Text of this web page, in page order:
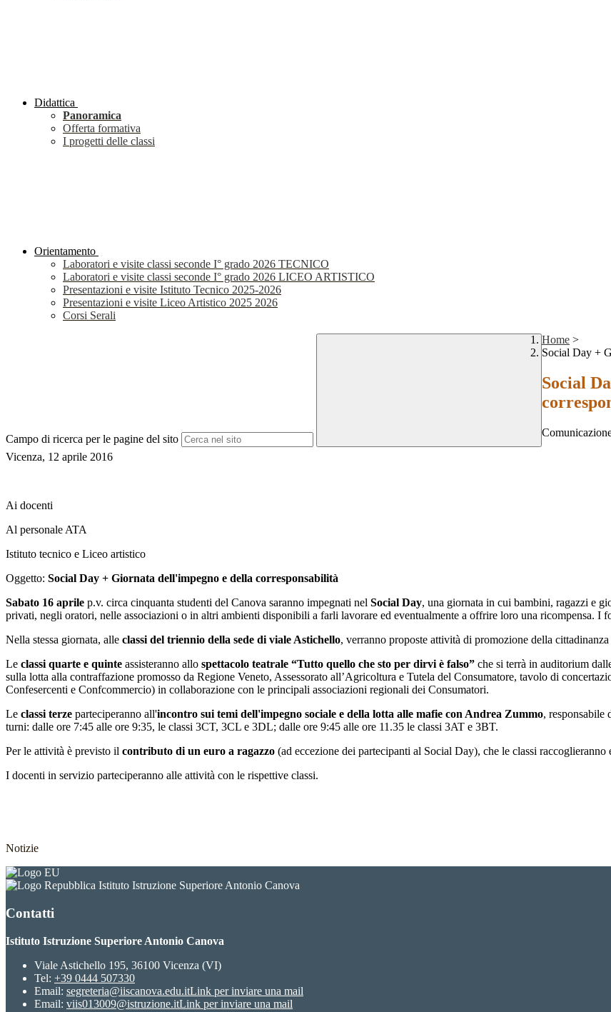
Didattica
Panoramica
Offerta formativa
I progetti delle classi
Orientamento
Laboratori e visite classi seconde I° grado 2026 TECNICO
Laboratori e visite classi seconde I° grado 2026 LICEO ARTISTICO
Presentazioni e visite Istituto Tecnico 2025-2026
Presentazioni e visite Liceo Artistico 2025 2026
Corsi Serali
Campo di ricerca per le pagine del sito
Home >
Social Day +
Social
Vicenza, 12 aprile 2016
Ai docenti
Al personale ATA
Istituto tecnico e Liceo artistico
Oggetto: Social Day + Giornata dell'impegno e della corresponsabilità
Sabato 16 aprile p.v. circa cinquanta studenti del Canova saranno impegnati nel Social Day, una giornata in cui bambini, ragazzi e
privati, negli oratori, nelle associazioni o in altri ambienti disponibili a farli lavorare ed eventualmente a offrire loro una ricompensa. I
Nella stessa giornata, alle classi del triennio della sede di viale Astichello, verranno proposte attività di promozione della
Le classi quarte e quinte assisteranno allo spettacolo teatrale “Tutto quello che sto per dirvi è falso” che si terrà in auditorium
sulla lotta alla contraffazione promosso da Regione Veneto, Assessorato all’Agricoltura e Tutela del Consumatore, tavolo di
Confesercenti e Confcommercio) in collaborazione con le principali associazioni regionali dei Consumatori.
Le classi terze parteciperanno all'incontro sui temi dell'impegno sociale e della lotta alle mafie con Andrea Zummo, responsabile
turni: dalle ore 7:45 alle ore 9:35, le classi 3CT, 3CL e 3DL; dalle ore 9:45 alle ore 11.35 le classi 3AT e 3BT.
Per le attività è previsto il contributo di un euro a ragazzo (ad eccezione dei partecipanti al Social Day), che le classi
I docenti in servizio parteciperanno alle attività con le rispettive classi.
Notizie
Istituto Istruzione Superiore Antonio Canova
Contatti
Istituto Istruzione Superiore Antonio Canova
Viale Astichello 195, 36100 Vicenza (VI)
Tel: +39 0444 507330
Email: segreteria@iiscanova.edu.itLink per inviare una mail
Email: viis013009@istruzione.itLink per inviare una mail